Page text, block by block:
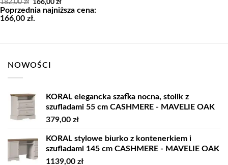
182,00zł
cena
wynosiła:
182,00 zł.
166,00 zł
cena
wynosi:
Poprzednia najniższa cena:
166,00 zł.
NOWOŚCI
KORAL elegancka szafka nocna, stolik z
szufladami 55 cm CASHMERE - MAVELIE OAK
379,00 zł
KORAL stylowe biurko z kontenerkiem i
szufladami 145 cm CASHMERE - MAVELIE OAK
1139,00 zł